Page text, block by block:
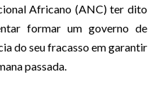
Africano (ANC) ter dito
formar um governo de
do seu fracasso em garantir
passada.